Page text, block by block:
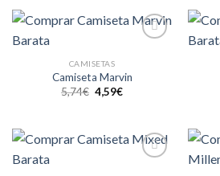
CAMISETAS
Camiseta Marvin
5,74€ 4,59€